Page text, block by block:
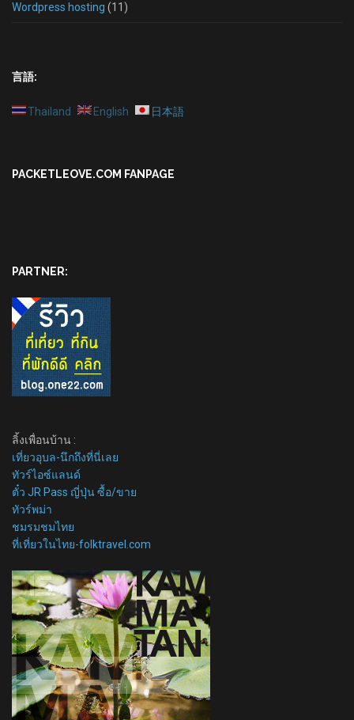
Wordpress hosting (11)
言語:
Thailand English 日本語
PACKETLEOVE.COM FANPAGE
PARTNER:
ลิ้งเพื่อนบ้าน :
เที่ยวอุบล-นึกถึงที่นี่เลย
ทัวร์ไอซ์แลนด์
ตั๋ว JR Pass ญี่ปุ่น ซื้อ/ขาย
ทัวร์พม่า
ชมรมชมไทย
ที่เที่ยวในไทย-folktravel.com